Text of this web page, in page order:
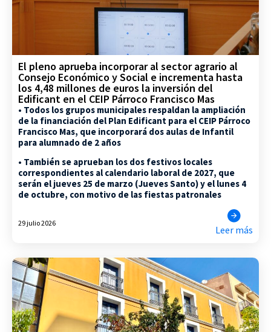
El pleno aprueba incorporar al sector agrario al
Consejo Económico y Social e incrementa hasta
los 4,48 millones de euros la inversión del
Edificant en el CEIP Párroco Francisco Mas
• Todos los grupos municipales respaldan la ampliación
de la financiación del Plan Edificant para el CEIP Párroco
Francisco Mas, que incorporará dos aulas de Infantil
para alumnado de 2 años
• También se aprueban los dos festivos locales
correspondientes al calendario laboral de 2027, que
serán el jueves 25 de marzo (Jueves Santo) y el lunes 4
de octubre, con motivo de las fiestas patronales
29 julio 2026
Leer más